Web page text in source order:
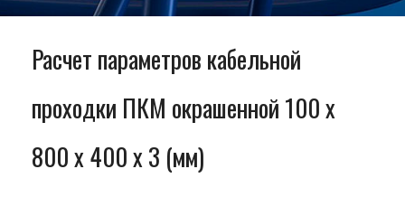
Расчет параметров кабельной
проходки ПКМ окрашенной 100 x
800 x 400 x 3 (мм)